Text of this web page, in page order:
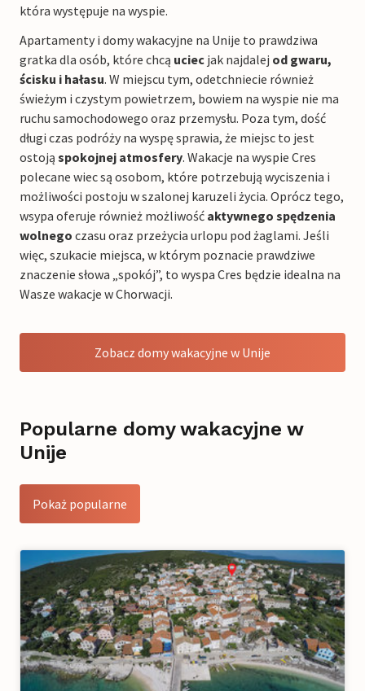
która występuje na wyspie.
Apartamenty i domy wakacyjne na Unije to prawdziwa
gratka dla osób, które chcą uciec jak najdalej od gwaru,
ścisku i hałasu. W miejscu tym, odetchniecie również
świeżym i czystym powietrzem, bowiem na wyspie nie ma
ruchu samochodowego oraz przemysłu. Poza tym, dość
długi czas podróży na wyspę sprawia, że miejsc to jest
ostoją spokojnej atmosfery. Wakacje na wyspie Cres
polecane wiec są osobom, które potrzebują wyciszenia i
możliwości postoju w szalonej karuzeli życia. Oprócz tego,
wsypa oferuje również możliwość aktywnego spędzenia
wolnego czasu oraz przeżycia urlopu pod żaglami. Jeśli
więc, szukacie miejsca, w którym poznacie prawdziwe
znaczenie słowa „spokój”, to wyspa Cres będzie idealna na
Wasze wakacje w Chorwacji.
Zobacz domy wakacyjne w Unije
Popularne domy wakacyjne w
Unije
Pokaż popularne